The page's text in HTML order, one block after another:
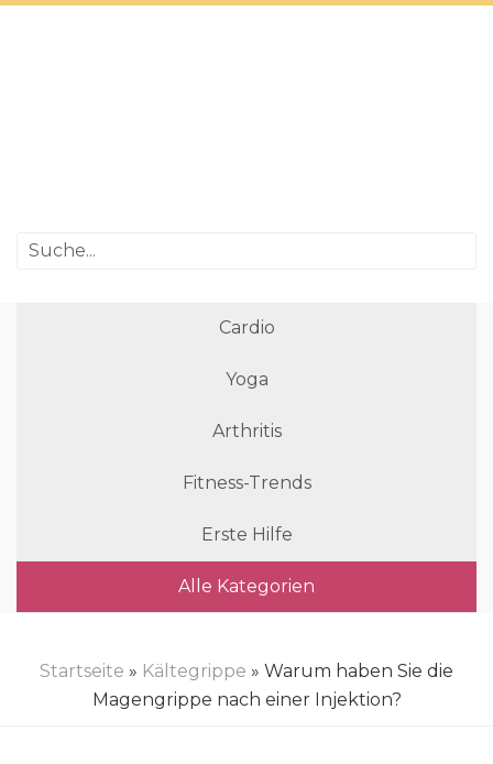
Cardio
Yoga
Arthritis
Fitness-Trends
Erste Hilfe
Alle Kategorien
Startseite » Kältegrippe » Warum haben Sie die
Magengrippe nach einer Injektion?